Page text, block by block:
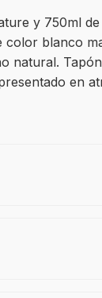
y 750ml
color blanco
natural.
en